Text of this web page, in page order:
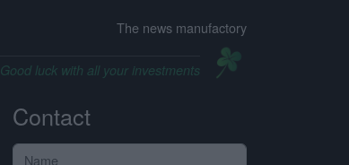
The news manufactory
Good luck with all your investments
Contact